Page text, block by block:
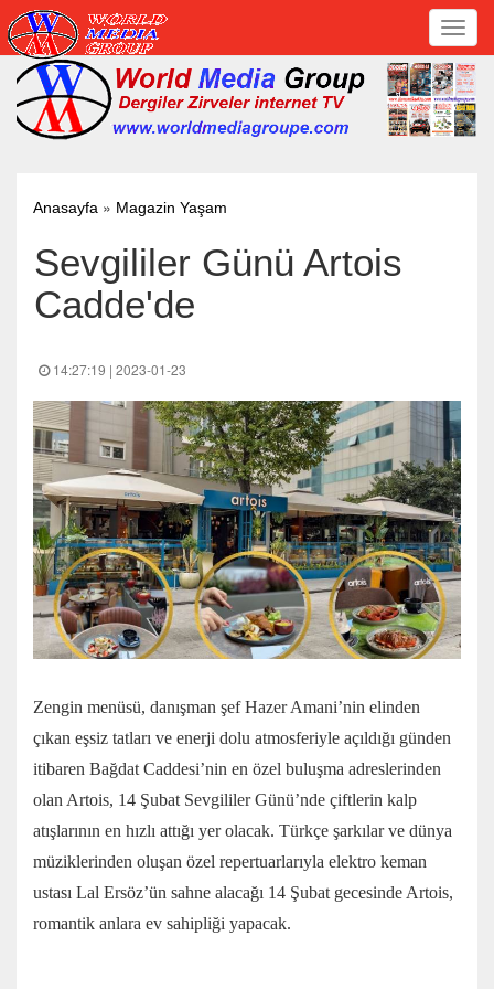
Anasayfa » Magazin Yaşam
Sevgililer Günü Artois
Cadde'de
14:27:19 | 2023-01-23
Zengin menüsü, danışman şef Hazer Amani’nin elinden
çıkan eşsiz tatları ve enerji dolu atmosferiyle açıldığı günden
itibaren Bağdat Caddesi’nin en özel buluşma adreslerinden
olan Artois, 14 Şubat Sevgililer Günü’nde çiftlerin kalp
atışlarının en hızlı attığı yer olacak. Türkçe şarkılar ve dünya
müziklerinden oluşan özel repertuarlarıyla elektro keman
ustası Lal Ersöz’ün sahne alacağı 14 Şubat gecesinde Artois,
romantik anlara ev sahipliği yapacak.